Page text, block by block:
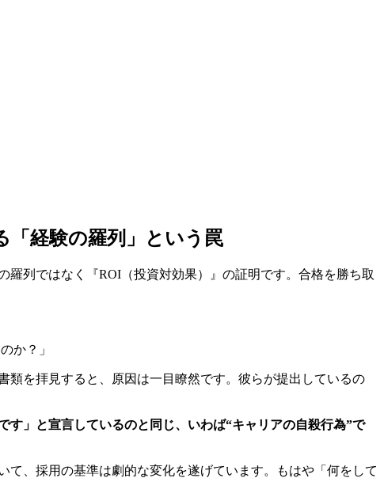
「経験の羅列」という罠
列ではなく『ROI（投資対効果）』の証明です。合格を勝ち取
か？」
類を拝見すると、原因は一目瞭然です。彼らが提出しているの
」と宣言しているのと同じ、いわば“キャリアの自殺行為”で
、採用の基準は劇的な変化を遂げています。もはや「何をして